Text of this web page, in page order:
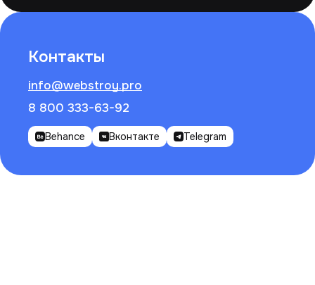
Контакты
info@webstroy.pro
8 800 333-63-92
Behance Вконтакте Telegram